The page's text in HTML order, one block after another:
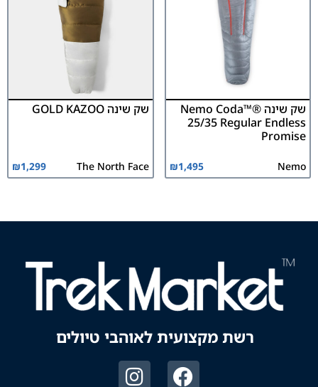
שק שינה ®Nemo Coda™
25/35 Regular Endless
Promise
Nemo
₪1,495
שק שינה GOLD KAZOO
The North Face
₪1,299
רשת מקצועית לאוהבי טיולים